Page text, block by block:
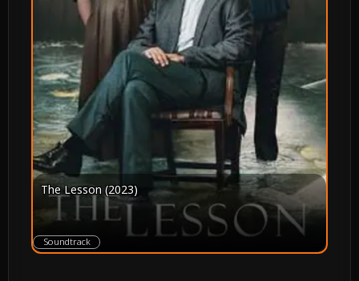
The Lesson (2023)
Soundtrack